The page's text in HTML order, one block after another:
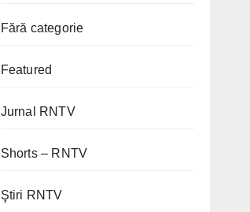
Fără categorie
Featured
Jurnal RNTV
Shorts – RNTV
Ştiri RNTV